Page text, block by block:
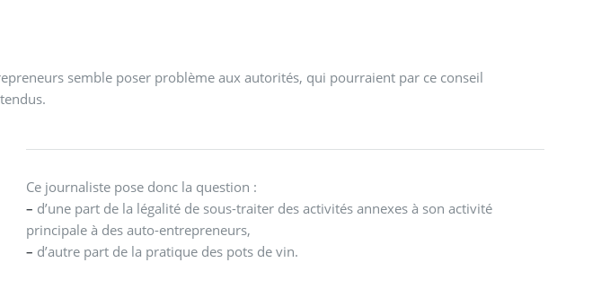
semble poser problème aux autorités, qui pourraient par ce conseil
Ce journaliste pose donc la question :
– d’une part de la légalité de sous-traiter des activités annexes à son activité
principale à des auto-entrepreneurs,
– d’autre part de la pratique des pots de vin.